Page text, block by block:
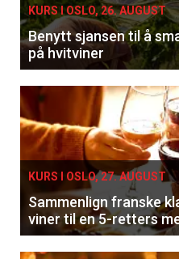
KURS I OSLO, 26. AUGUST
Benytt sjansen til å
på hvitviner
KURS I OSLO, 27. AUGUST
Sammenlign franske
viner til en 5-retters